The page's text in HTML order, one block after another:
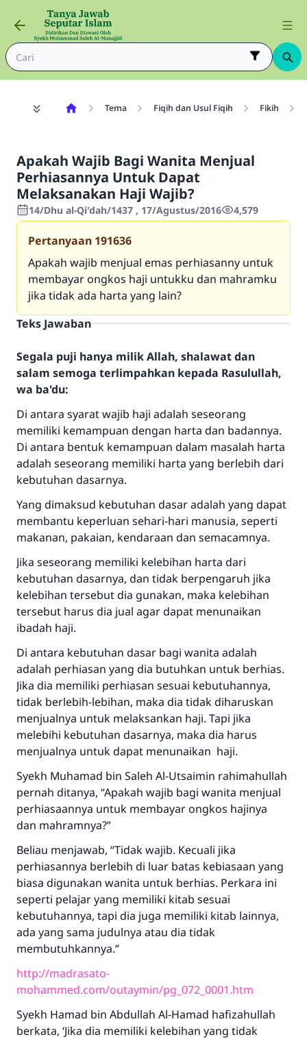
Tema Fiqih dan Usul Fiqih Fikih
Apakah Wajib Bagi Wanita Menjual
Perhiasannya Untuk Dapat
Melaksanakan Haji Wajib?
14/Dhu al-Qi'dah/1437 , 17/Agustus/2016 4,579
Pertanyaan 191636
Apakah wajib menjual emas perhiasanny untuk
membayar ongkos haji untukku dan mahramku
jika tidak ada harta yang lain?
Teks Jawaban
Segala puji hanya milik Allah, shalawat dan
salam semoga terlimpahkan kepada Rasulullah,
wa ba'du:
Di antara syarat wajib haji adalah seseorang
memiliki kemampuan dengan harta dan badannya.
Di antara bentuk kemampuan dalam masalah harta
adalah seseorang memiliki harta yang berlebih dari
kebutuhan dasarnya.
Yang dimaksud kebutuhan dasar adalah yang dapat
membantu keperluan sehari-hari manusia, seperti
makanan, pakaian, kendaraan dan semacamnya.
Jika seseorang memiliki kelebihan harta dari
kebutuhan dasarnya, dan tidak berpengaruh jika
kelebihan tersebut dia gunakan, maka kelebihan
tersebut harus dia jual agar dapat menunaikan
ibadah haji.
Di antara kebutuhan dasar bagi wanita adalah
adalah perhiasan yang dia butuhkan untuk berhias.
Jika dia memiliki perhiasan sesuai kebutuhannya,
tidak berlebih-lebihan, maka dia tidak diharuskan
menjualnya untuk melaksankan haji. Tapi jika
melebihi kebutuhan dasarnya, maka dia harus
menjualnya untuk dapat menunaikan haji.
Syekh Muhamad bin Saleh Al-Utsaimin rahimahullah
pernah ditanya, “Apakah wajib bagi wanita menjual
perhiasaannya untuk membayar ongkos hajinya
dan mahramnya?”
Beliau menjawab, “Tidak wajib. Kecuali jika
perhiasannya berlebih di luar batas kebiasaan yang
biasa digunakan wanita untuk berhias. Perkara ini
seperti pelajar yang memiliki kitab sesuai
kebutuhannya, tapi dia juga memiliki kitab lainnya,
ada yang sama judulnya atau dia tidak
membutuhkannya.”
http://madrasato-
mohammed.com/outaymin/pg_072_0001.htm
Syekh Hamad bin Abdullah Al-Hamad hafizahullah
berkata, ‘Jika dia memiliki kelebihan yang tidak
Jawaban no. 110845
menyelamatkan pernikahan.
Bantu kami dalam memberikan jawaban untuk umat
Rasulullah ﷺ bersabda
"Siapa yang menunjukkan suatu kebaikan,
meka dia akan mendapatkan pahala yang
sama dengan orang yang melakukannya"
Saham